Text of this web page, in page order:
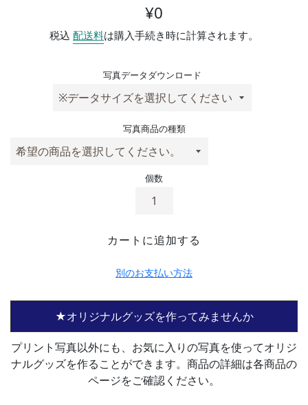
通常価格
¥0
税込 配送料は購入手続き時に計算されます。
写真データダウンロード
写真商品の種類
個数
カートに追加する
別のお支払い方法
★オリジナルグッズを作ってみませんか
プリント写真以外にも、お気に入りの写真を使ってオリジ
ナルグッズを作ることができます。商品の詳細は各商品の
ページをご確認ください。